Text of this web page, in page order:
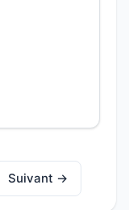
Suivant →